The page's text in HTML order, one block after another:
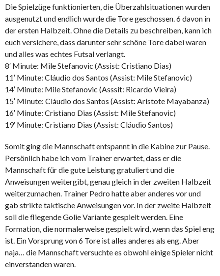
Die Spielzüge funktionierten, die Überzahlsituationen wurden
ausgenutzt und endlich wurde die Tore geschossen. 6 davon in
der ersten Halbzeit. Ohne die Details zu beschreiben, kann ich
euch versichere, dass darunter sehr schöne Tore dabei waren
und alles was echtes Futsal verlangt.
8′ Minute: Mile Stefanovic (Assist: Cristiano Dias)
11′ Minute: Cláudio dos Santos (Assist: Mile Stefanovic)
14′ Minute: Mile Stefanovic (Asssit: Ricardo Vieira)
15′ MInute: Cláudio dos Santos (Assist: Aristote Mayabanza)
16′ Minute: Cristiano Dias (Assist: Mile Stefanovic)
19′ Minute: Cristiano Dias (Assist: Cláudio Santos)
Somit ging die Mannschaft entspannt in die Kabine zur Pause.
Persönlich habe ich vom Trainer erwartet, dass er die
Mannschaft für die gute Leistung gratuliert und die
Anweisungen weitergibt, genau gleich in der zweiten Halbzeit
weiterzumachen. Trainer Pedro hatte aber anderes vor und
gab strikte taktische Anweisungen vor. In der zweite Halbzeit
soll die fliegende Golie Variante gespielt werden. Eine
Formation, die normalerweise gespielt wird, wenn das Spiel eng
ist. Ein Vorsprung von 6 Tore ist alles anderes als eng. Aber
naja… die Mannschaft versuchte es obwohl einige Spieler nicht
einverstanden waren.